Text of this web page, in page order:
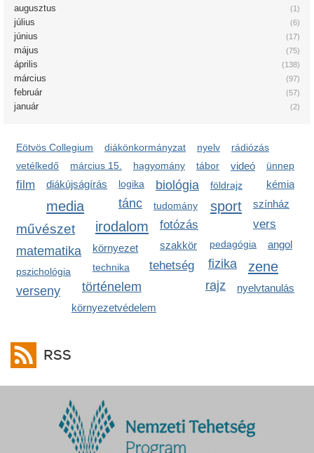
(1)
augusztus
(6)
július
(17)
június
(75)
május
(138)
április
(97)
március
(57)
február
(2)
január
Eötvös Collegium diákönkormányzat nyelv
rádiózás
vetélkedő
március 15. hagyomány tábor videó ünnep
film diákújságírás logika biológia kémia
földrajz
media tánc sport színház
tudomány
vers
irodalom fotózás
művészet
pedagógia
szakkör
matematika környezet angol
fizika zene
tehetség
pszichológia technika
rajz
történelem nyelvtanulás
verseny
környezetvédelem
RSS